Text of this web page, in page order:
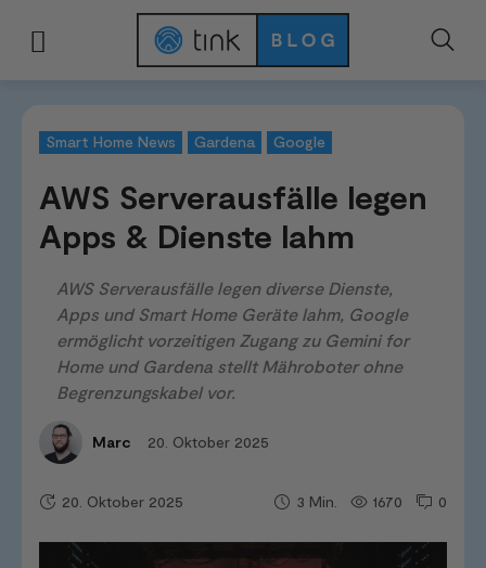
Smart Home News Gardena Google
AWS Serverausfälle legen
Apps & Dienste lahm
AWS Serverausfälle legen diverse Dienste,
Apps und Smart Home Geräte lahm, Google
ermöglicht vorzeitigen Zugang zu Gemini for
Home und Gardena stellt Mähroboter ohne
Begrenzungskabel vor.
Marc 20. Oktober 2025
0
1670
3 Min.
20. Oktober 2025